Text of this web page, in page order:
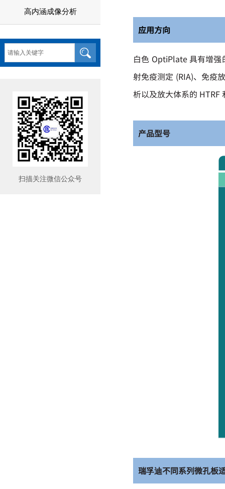
应用方向
白色 OptiPlate 具有增
射免疫测定 (RIA)、免疫
析以及放大体系的
产品型号
瑞孚迪不同系列微孔板
高内涵成像分析
扫描关注微信公众号